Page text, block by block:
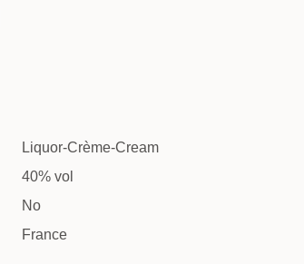
Liquor-Crème-Cream
40% vol
No
France